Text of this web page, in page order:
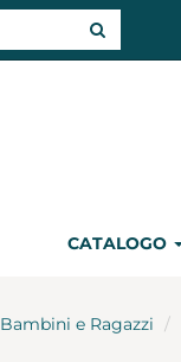
CATALOGO
Bambini e Ragazzi